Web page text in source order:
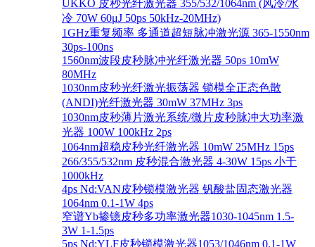
UKKO 皮秒光纤激光器 355/532/1064nm (风冷/水
冷 70W 60μJ 50ps 50kHz-20MHz)
1GHz重复频率 多通道超短脉冲激光源 365-1550nm
30ps-100ns
1560nm波段皮秒脉冲光纤激光器 50ps 10mW
80MHz
1030nm皮秒光纤激光振荡器 锁模全正态色散
(ANDI)光纤激光器 30mW 37MHz 3ps
1030nm皮秒薄片激光系统/微片皮秒脉冲大功率激
光器 100W 100kHz 2ps
1064nm超稳皮秒光纤激光器 10mW 25MHz 15ps
266/355/532nm 皮秒混合激光器 4-30W 15ps 小于
1000kHz
4ps Nd:VAN皮秒锁模激光器 钒酸盐固态激光器
1064nm 0.1-1W 4ps
窄谱Yb掺镱皮秒多功率激光器1030-1045nm 1.5-
3W 1-1.5ps
5ps Nd:YLF皮秒锁模激光器1053/1046nm 0.1-1W